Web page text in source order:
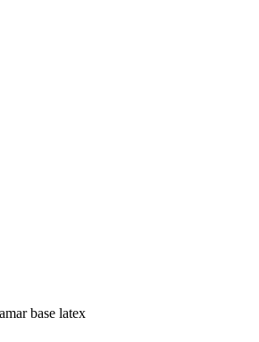
base latex